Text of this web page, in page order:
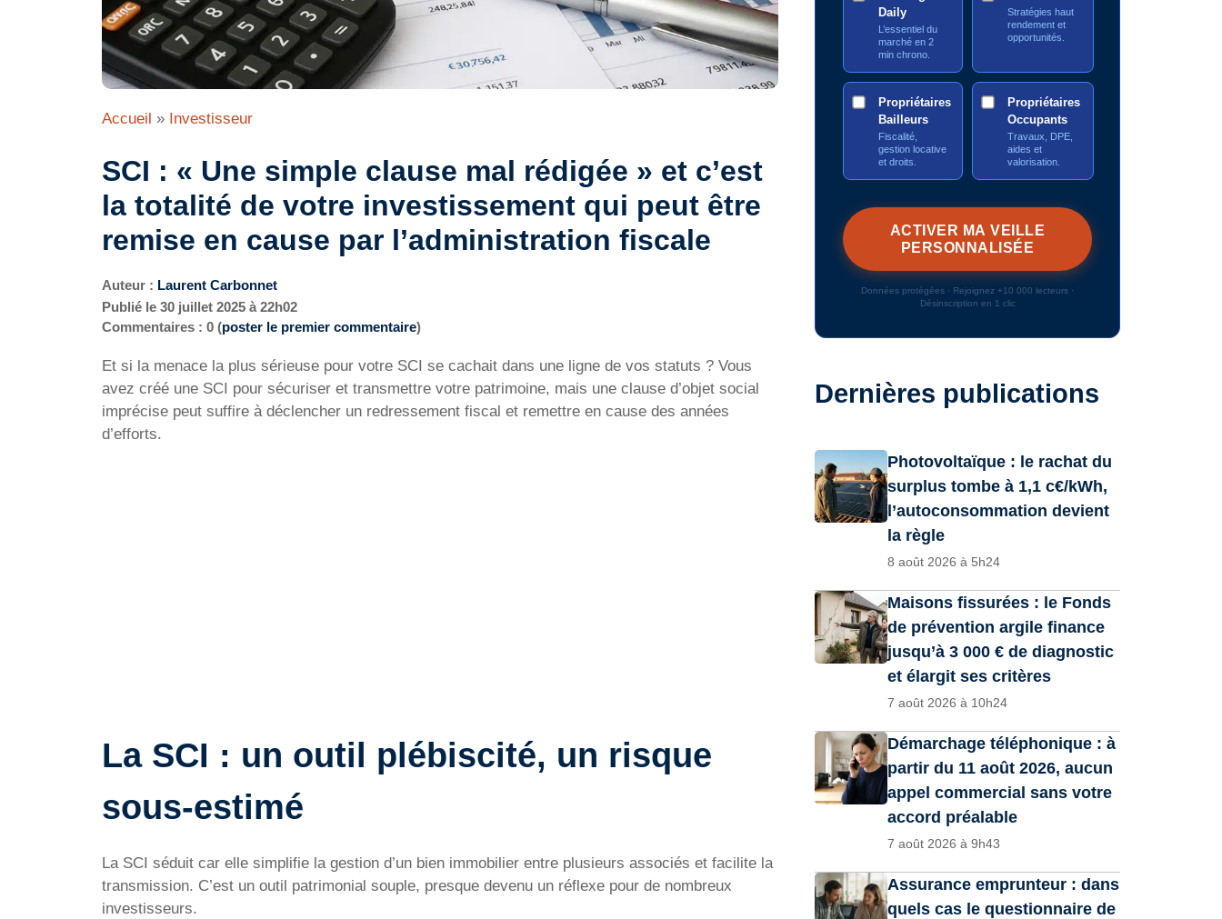
Accueil » Investisseur
SCI : « Une simple clause mal rédigée » et c’est
la totalité de votre investissement qui peut être
remise en cause par l’administration fiscale
Auteur : Laurent Carbonnet
Publié le 30 juillet 2025 à 22h02
Commentaires : 0 (poster le premier commentaire)
Et si la menace la plus sérieuse pour votre SCI se cachait dans une ligne de vos statuts ? Vous
avez créé une SCI pour sécuriser et transmettre votre patrimoine, mais une clause d’objet social
imprécise peut suffire à déclencher un redressement fiscal et remettre en cause des années
d’efforts.
La SCI : un outil plébiscité, un risque
sous-estimé
La SCI séduit car elle simplifie la gestion d’un bien immobilier entre plusieurs associés et facilite la
transmission. C’est un outil patrimonial souple, presque devenu un réflexe pour de nombreux
investisseurs.
Daily
L’essentiel du
marché en 2
min chrono.
Stratégies haut
rendement et
opportunités.
Propriétaires
Bailleurs
Fiscalité,
gestion locative
et droits.
Propriétaires
Occupants
Travaux, DPE,
aides et
valorisation.
Données protégées · Rejoignez +10 000 lecteurs ·
Désinscription en 1 clic
Dernières publications
Photovoltaïque : le rachat du
surplus tombe à 1,1 c€/kWh,
l’autoconsommation devient
la règle
8 août 2026 à 5h24
Maisons fissurées : le Fonds
de prévention argile finance
jusqu’à 3 000 € de diagnostic
et élargit ses critères
7 août 2026 à 10h24
Démarchage téléphonique : à
partir du 11 août 2026, aucun
appel commercial sans votre
accord préalable
7 août 2026 à 9h43
Assurance emprunteur : dans
quels cas le questionnaire de